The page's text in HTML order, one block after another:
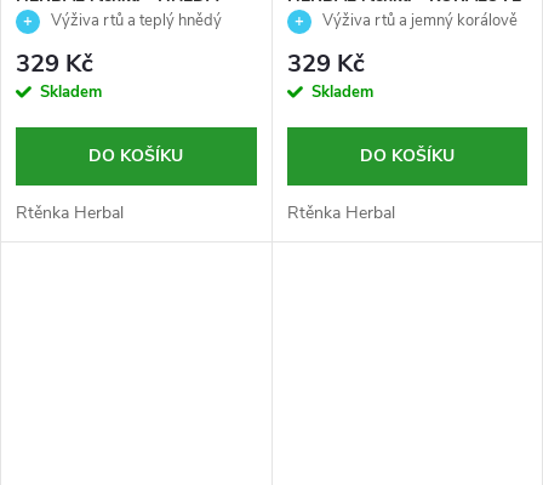
Palladio - 3,7g
Výživa rtů a teplý hnědý
329 Kč
Skladem
DO KOŠÍKU
Rtěnka Herbal
PUNČOVÁ - Palladio - 3,7g
Výživa rtů a jemný korálově
329 Kč
Skladem
DO KOŠÍKU
Rtěnka Herbal